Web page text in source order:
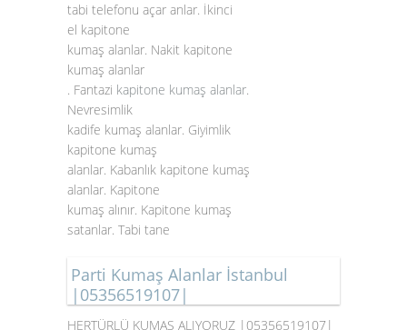
tabi telefonu açar anlar. İkinci
el kapitone
kumaş alanlar. Nakit kapitone
kumaş alanlar
. Fantazi kapitone kumaş alanlar.
Nevresimlik
kadife kumaş alanlar. Giyimlik
kapitone kumaş
alanlar. Kabanlık kapitone kumaş
alanlar. Kapitone
kumaş alınır. Kapitone kumaş
satanlar. Tabi tane
Parti Kumaş Alanlar İstanbul
|05356519107|
HERTÜRLÜ KUMAŞ ALIYORUZ |05356519107|